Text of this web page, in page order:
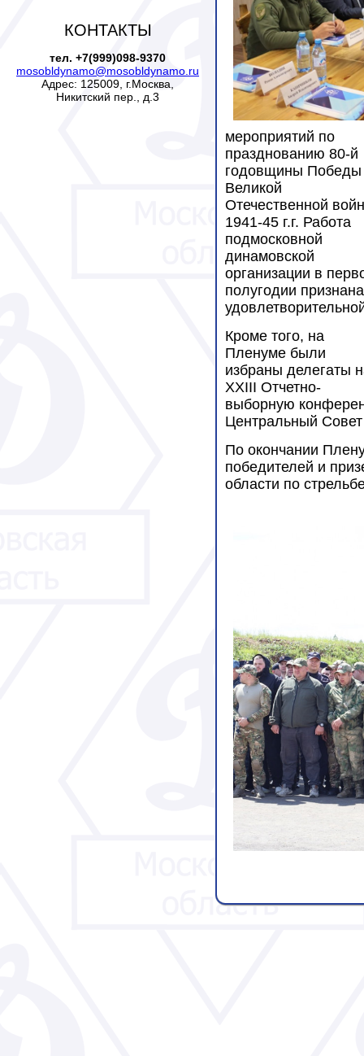
КОНТАКТЫ
тел. +7(999)098-9370
mosobldynamo@mosobldynamo.ru
Адрес: 125009, г.Москва,
Никитский пер., д.3
мероприятий по
празднованию 80-й
годовщины Победы
Великой
Отечественной
1941-45 г.г. Работа
подмосковной
динамовской
организации в
полугодии признана
Кроме того, на
Пленуме были
избраны делегаты
XXIII Отчетно-
выборную
Центральный
По окончании
победителей и
области по